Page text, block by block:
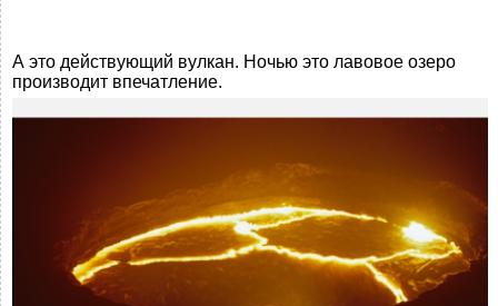
А это действующий вулкан. Ночью это лавовое озеро
производит впечатление.